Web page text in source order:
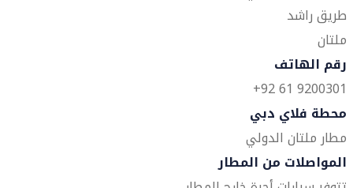
طريق راشد
ملتان
رقم الهاتف
9200301 61 92+
محطة فلاي دبي
مطار ملتان الدولي
المواصلات من المطار